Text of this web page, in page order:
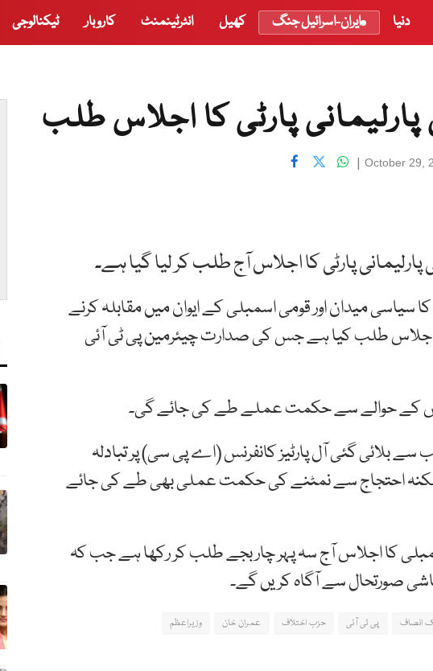
دنیا ایران-اسرائیل جنگ کھیل انٹرٹینمنٹ کاروبار ٹیکنالوجی
پارٹی کا اجلاس طلب
October 29,
|
پارٹی کا اجلاس آج طلب کر لیا گیا ہے۔
میدان اور قومی اسمبلی کے ایوان میں مقابلہ کرنے
طلب کیا ہے جس کی صدارت چیئرمین پی ٹی آئی
کے حوالے سے حکمت عملے طے کی جائے گی۔
بلائی گئی آل پارٹیز کانفرنس (اے پی سی) پر تبادلہ
ممکنہ احتجاج سے نمٹنے کی حکمت عملی بھی طے کی جائے
کا اجلاس آج سہ پہر چار بجے طلب کر رکھا ہے جب کہ
صورتحال سے آگاہ کریں گے۔
انصاف پی ٹی آئی حزب اختلاف عمران خان وزیراعظم